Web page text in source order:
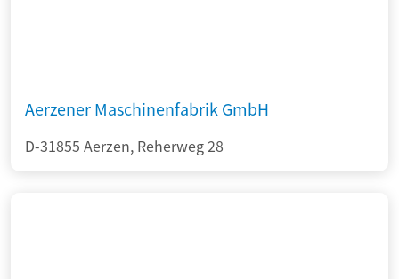
Aerzener Maschinenfabrik GmbH
D-31855 Aerzen, Reherweg 28